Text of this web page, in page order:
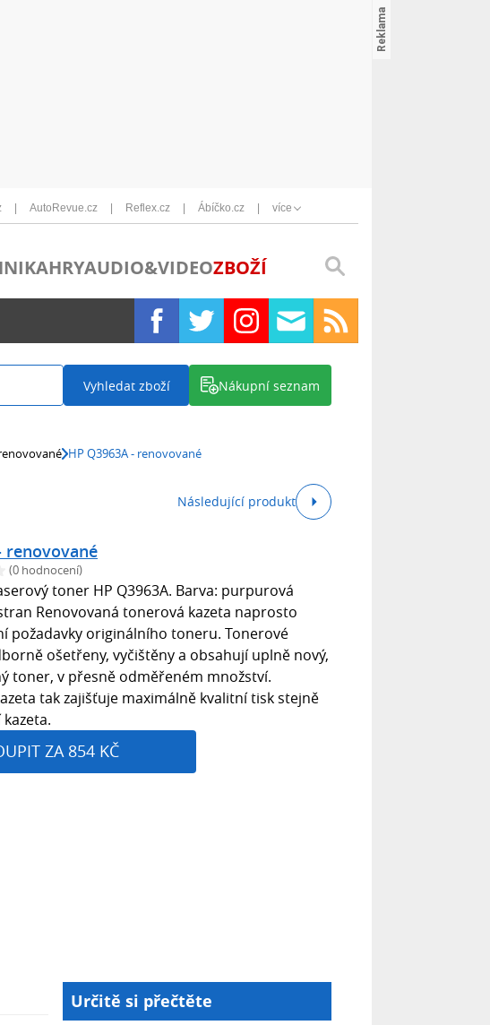
AutoRevue.cz Reflex.cz Ábíčko.cz více
HRYAUDIO&VIDEOZBOŽÍ
Vyhledat zboží Nákupní seznam
HP Q3963A - renovované
Následující produkt
renovované
(0 hodnocení)
toner HP Q3963A. Barva: purpurová
Renovovaná tonerová kazeta naprosto
požadavky originálního toneru. Tonerové
ošetřeny, vyčištěny a obsahují uplně nový,
toner, v přesně odměřeném množství.
tak zajišťuje maximálně kvalitní tisk stejně
ZA 854 KČ
Určitě si přečtěte